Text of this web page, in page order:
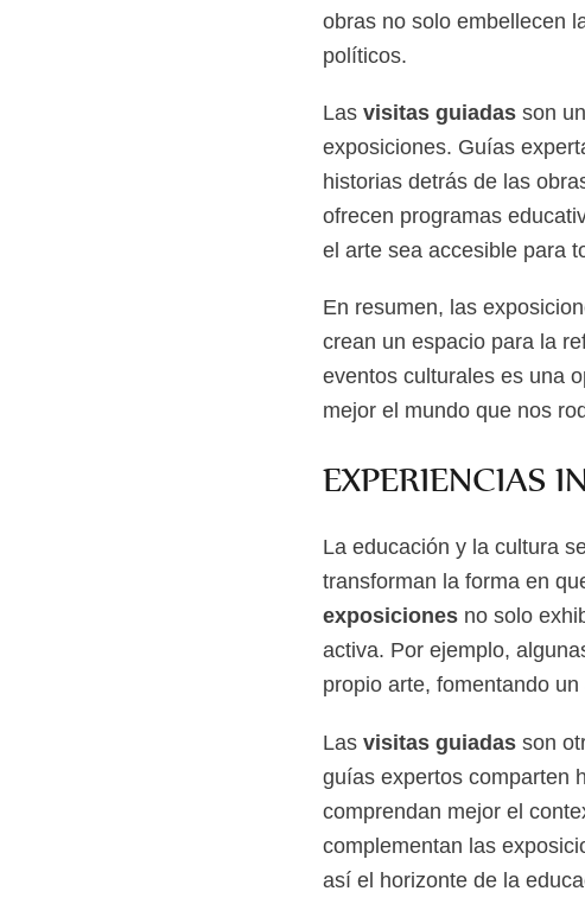
obras no solo embellecen
políticos.
Las visitas guiadas son
exposiciones. Guías
historias detrás de las
ofrecen programas
el arte sea accesible para
En resumen, las
crean un espacio para la
eventos culturales es una
mejor el mundo que nos
EXPERIENCIAS
La educación y la cultura
transforman la forma en
exposiciones no solo
activa. Por ejemplo,
propio arte, fomentando
Las visitas guiadas son
guías expertos comparten
comprendan mejor el
complementan las
así el horizonte de la